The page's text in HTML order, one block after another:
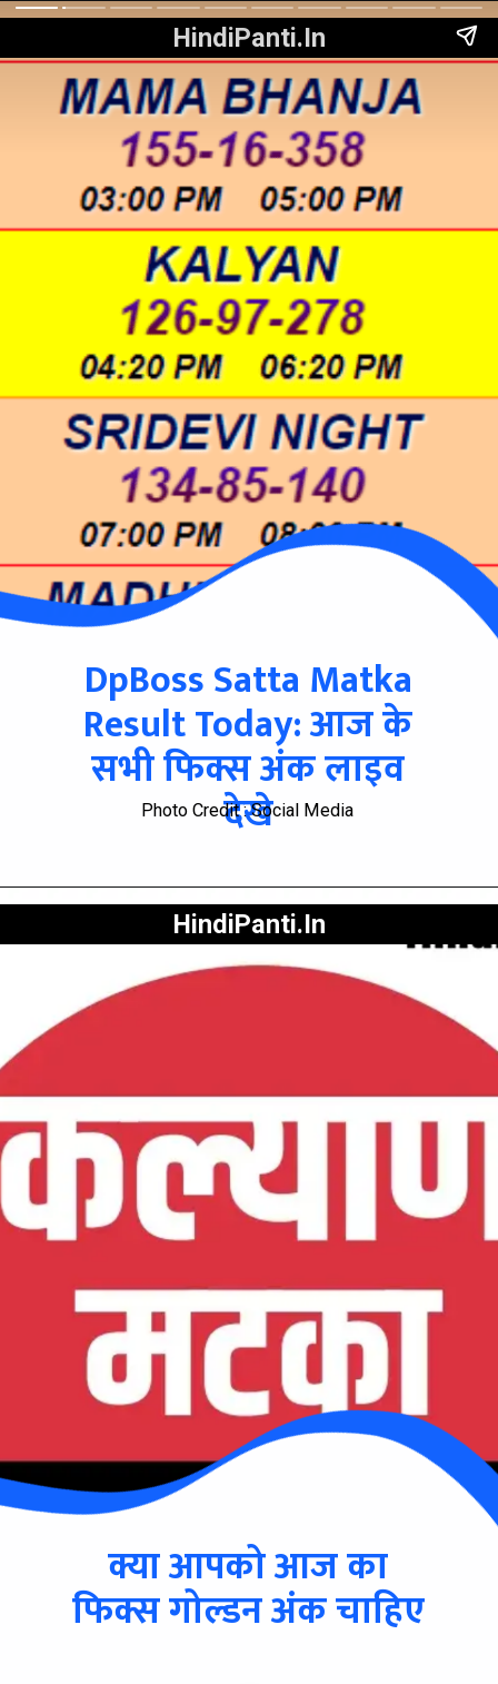
DpBoss Satta Matka
Result Today: आज के
सभी फिक्स अंक लाइव
देखे
HindiPanti.In
Photo Credit : Social Media
क्या आपको आज का
फिक्स गोल्डन अंक चाहिए
HindiPanti.In